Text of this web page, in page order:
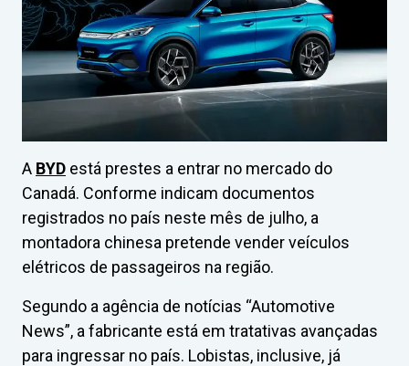
A BYD está prestes a entrar no mercado do
Canadá. Conforme indicam documentos
registrados no país neste mês de julho, a
montadora chinesa pretende vender veículos
elétricos de passageiros na região.
Segundo a agência de notícias “Automotive
News”, a fabricante está em tratativas avançadas
para ingressar no país. Lobistas, inclusive, já